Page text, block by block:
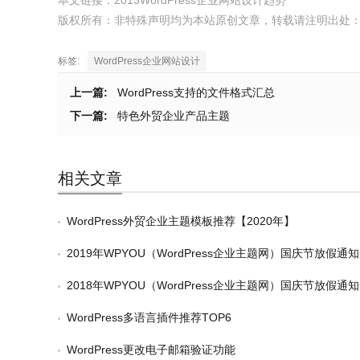
版权所有：非特殊声明均为本站原创文章，转载请注明出处
标签: WordPress企业网站设计
上一篇:
WordPress支持的文件格式汇总
下一篇:
特色外贸企业产品主题
相关文章
WordPress外贸企业主题模板推荐【2020年】
2019年WPYOU（WordPress企业主题网）国庆节放假通知
2018年WPYOU（WordPress企业主题网）国庆节放假通知
WordPress多语言插件推荐TOP6
WordPress更改电子邮箱验证功能